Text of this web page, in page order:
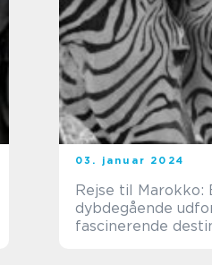
03. januar 2024
Rejse til Marokko:
dybdegående
fascinerende